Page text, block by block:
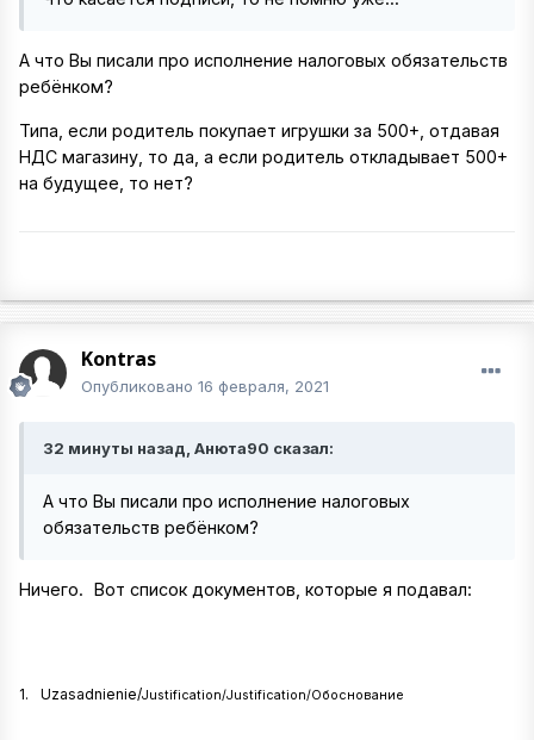
А что Вы писали про исполнение налоговых обязательств
ребёнком?
Типа, если родитель покупает игрушки за 500+, отдавая
НДС магазину, то да, а если родитель откладывает 500+
на будущее, то нет?
Kontras
Опубликовано 16 февраля, 2021
32 минуты назад, Анюта90 сказал:
А что Вы писали про исполнение налоговых
обязательств ребёнком?
Ничего. Вот список документов, которые я подавал:
1. Uzasadnienie/Justification/Justification/Обоснование